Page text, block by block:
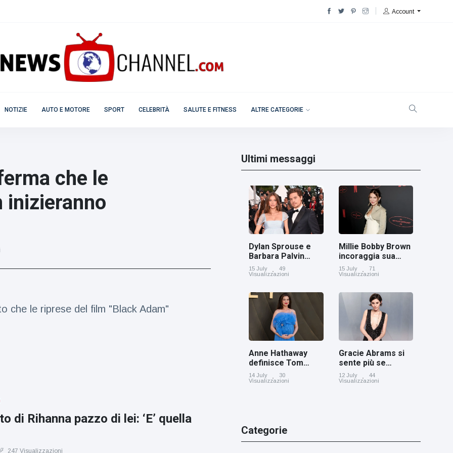
Account
NOTIZIE AUTO E MOTORE SPORT CELEBRITÀ SALUTE E FITNESS ALTRE CATEGORIE
che le
inizieranno
che le riprese del film "Black Adam"
di Rihanna pazzo di lei: ‘E’ quella
247 Visualizzazioni
Ultimi messaggi
Dylan Sprouse e
Barbara Palvin
rivelano di
aspettare una
15 July
49
Visualizzazioni
Millie Bobby Brown
incoraggia sua
figlia ad essere
creativa
15 July
71
Visualizzazioni
Anne Hathaway
definisce Tom
Holland 'il figlio dei
sogni’
14 July
30
Visualizzazioni
Gracie Abrams si
sente più se
stessa con i capelli
corti
12 July
44
Visualizzazioni
Categorie